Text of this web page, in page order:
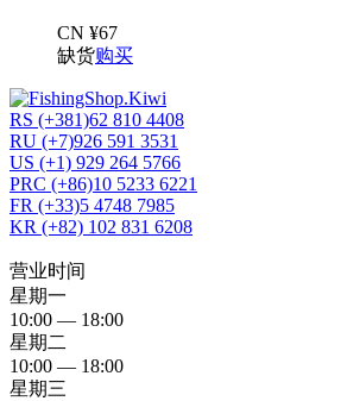
CN ¥67
缺货购买
RS (+381)62 810 4408
RU (+7)926 591 3531
US (+1) 929 264 5766
PRC (+86)10 5233 6221
FR (+33)5 4748 7985
KR (+82) 102 831 6208
营业时间
星期一
10:00 — 18:00
星期二
10:00 — 18:00
星期三